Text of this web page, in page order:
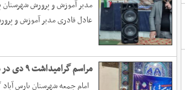
عادل قادری مدیر آموزش و
مراسم گرامیداشت ۹ دی در شهرستان پارس آباد